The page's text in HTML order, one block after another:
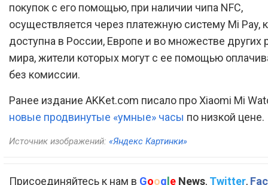
покупок с его помощью, при наличии чипа NFC,
осуществляется через платежную систему Mi Pay,
доступна в России, Европе и во множестве других
мира, жители которых могут с ее помощью
без комиссии.
Ранее издание AKKet.com писало про Xiaomi Mi
новые продвинутые «умные» часы по низкой цене.
Источник изображений: «Яндекс Картинки»
Присоединяйтесь к нам в Google News, Twitter,